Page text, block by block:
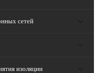
сетей
изоляции